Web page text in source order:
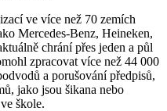
ve více než 70 zemích
Mercedes-Benz, Heineken,
chrání přes jeden a půl
zpracovat více než 44 000
a porušování předpisů,
jako jsou šikana nebo
škole.